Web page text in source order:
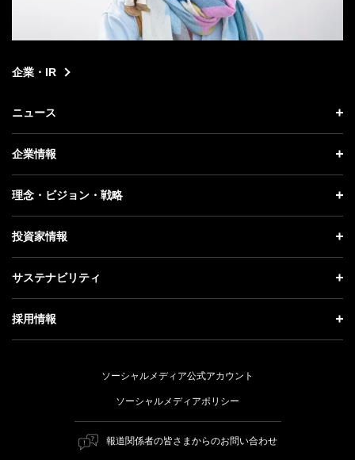
企業・IR
ニュース
ニュース トップ
プレスリリース
更新情報
記者説明会
企業情報
企業情報 トップ
社長メッセージ
事業紹介
ガバナンス
理念・ビジョン・戦略
理念・ビジョン・戦略 トップ
成長戦略「Activate AI for Society」
人材戦略
投資家情報
投資家情報 トップ
経営方針
個人投資家の皆さまへ
株式と社債について
サステナビリティ
サステナビリティ トップ
トップメッセージ
ESG方針・体制
マテリアリティ（重要課題）
採用情報
障がい者採用
ソーシャルメディア公式アカウント
ソーシャルメディアポリシー
報道関係者の皆さまからのお問い合わせ